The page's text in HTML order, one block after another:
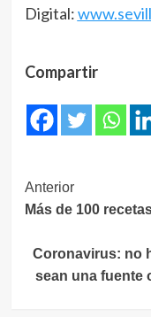
Digital:
Compartir
de
entradas
Anterior
Más de 100
Coronavirus: no
sean una fuente